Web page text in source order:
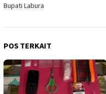
Bupati Labura
POS TERKAIT